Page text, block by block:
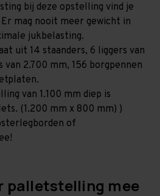
bij deze opstelling vind je
Er mag nooit meer gewicht in
jukbelasting.
uit 14 staanders, 6 liggers van
van 2.700 mm, 156 borgpennen
van 1.100 mm diep is
(1.200 mm x 800 mm) )
of
palletstelling mee